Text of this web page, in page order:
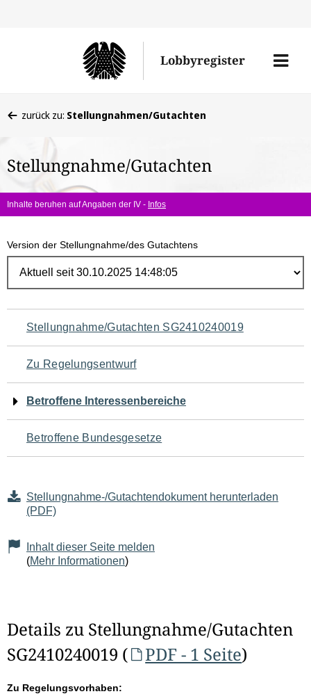
Lobbyregister
Menü
befinden
hier:
zurück zu: Stellungnahmen/Gutachten
Stellungnahme/Gutachten
Inhalte beruhen auf Angaben der IV - Infos
Version der Stellungnahme/des Gutachtens
Navigation
für
den
Seiteninhalt
Stellungnahme/Gutachten SG2410240019
Zu Regelungsentwurf
Betroffene Interessenbereiche
Betroffene Bundesgesetze
Stellungnahme-/Gutachtendokument herunterladen
(PDF)
Inhalt dieser Seite melden
(Mehr Informationen)
Details zu Stellungnahme/Gutachten
SG2410240019 (
PDF - 1 Seite)
Zu Regelungsvorhaben: